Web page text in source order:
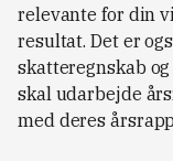
relevante for din
resultat. Det er
skatteregnskab
skal udarbejde
med deres